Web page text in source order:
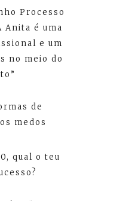
Processo
Anita é uma
e um
no meio do
de
medos
qual o teu